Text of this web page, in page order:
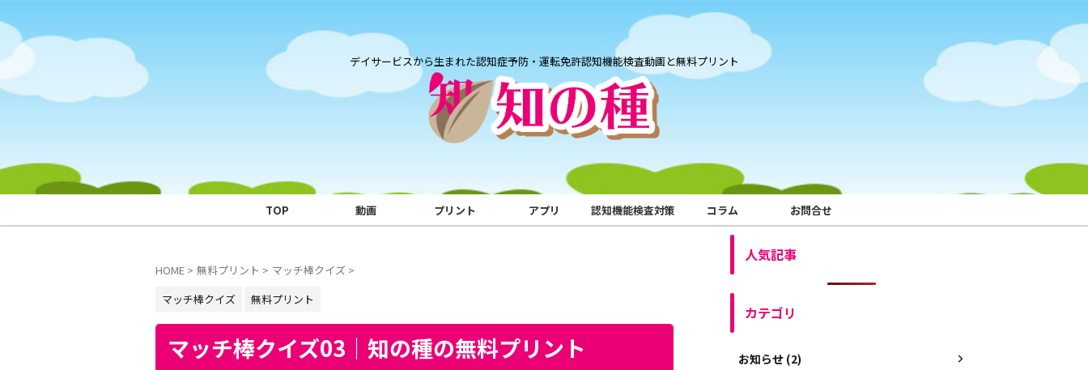
デイサービスから生まれた認知症予防・運転免許認知機能検査動画と無料プリント
TOP 動画 プリント アプリ 認知機能検査対策 コラム お問合せ
HOME > 無料プリント > マッチ棒クイズ >
マッチ棒クイズ
無料プリント
マッチ棒クイズ03｜知の種の無料プリント
人気記事
カテゴリ
お知らせ (2)